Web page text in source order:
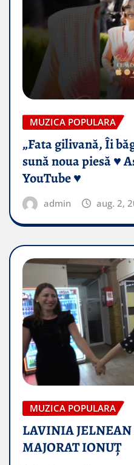
MUZICA POPULARA
„Fata gilivană, Îi
sună noua piesă ♥️
YouTube ♥️
admin aug. 2,
MUZICA POPULARA
LAVINIA
MAJORAT IONUŢ